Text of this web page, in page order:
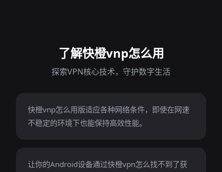
了解快橙vnp怎么用
探索VPN核心技术，守护数字生活
快橙vnp怎么用版适应各种网络条件，即使在网速
不稳定的环境下也能保持高效性能。
让你的Android设备通过快橙vpn怎么找不到了获